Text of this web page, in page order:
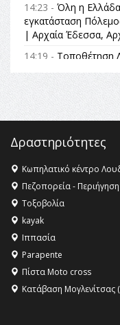
14:23 - Όλη η Ελλάδα
εγκατάσταση
| Αρχαία Έδεσσα,
14:19 - Τοποθέτηση
Αναθεώρηση του
θεσμικές
στις επόμενες γενιές»
16:35 -Το
16:27 - Όλυμπος:
Κληρονομιάς της
Όλυμπος
αγαθό εξέχουσας
ανθρωπότητα
16:18 -
ΣΤΗΝ ΕΔΕΣΣΑ
Δραστηριότητες
Κωπηλατικό κέντρο
Πεζοπορεία - Περιήγηση
Τοξοβολία
kayak
Ιππασία
Parapente
Πίστα Moto cross
Κατάβαση Μογλενίτσας